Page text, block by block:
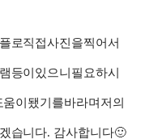
로직접사진을찍어서
등이있으니필요하시
움이됐기를바라며저의
습니다. 감사합니다🙂